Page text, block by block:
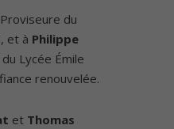
du
et à Philippe
Lycée Émile
renouvelée.
et Thomas